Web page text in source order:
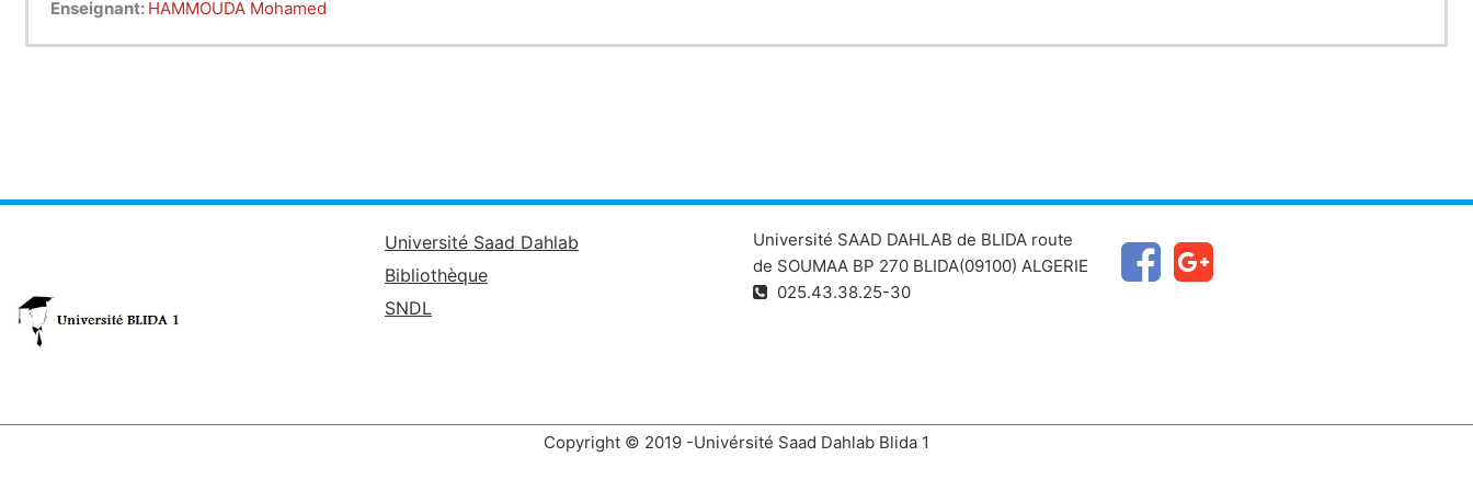
Enseignant: HAMMOUDA Mohamed
Université Saad Dahlab
Bibliothèque
SNDL
Université SAAD DAHLAB de BLIDA route
de SOUMAA BP 270 BLIDA(09100) ALGERIE
025.43.38.25-30
Copyright © 2019 -Univérsité Saad Dahlab Blida 1